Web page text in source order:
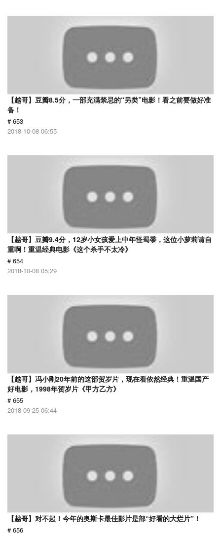
【越哥】豆瓣8.5分，一部充满禁忌的“另类”电影！看之前要做好准
备！
# 653
2018-10-08 06:55
【越哥】豆瓣9.4分，12岁小女孩爱上中年怪蜀黍，这位小萝莉请自
重啊！重温经典电影《这个杀手不太冷》
# 654
2018-10-08 05:29
【越哥】冯小刚20年前的这部贺岁片，现在看依然经典！重温国产
好电影，1998年贺岁片《甲方乙方》
# 655
2018-09-25 06:44
【越哥】对不起！今年的奥斯卡最佳影片是部“好看的大烂片”！
# 656